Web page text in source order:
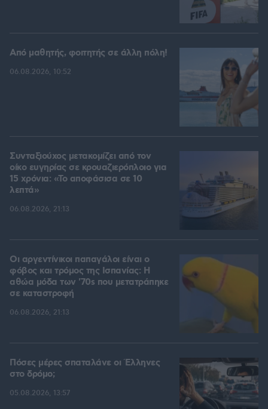
Από μαθητής, φοιτητής σε άλλη πόλη!
06.08.2026, 10:52
Συνταξιούχος μετακομίζει από τον
οίκο ευγηρίας σε κρουαζιερόπλοιο για
15 χρόνια: «Το αποφάσισα σε 10
λεπτά»
06.08.2026, 21:13
Οι αργεντίνικοι παπαγάλοι είναι ο
φόβος και τρόμος της Ισπανίας: Η
αθώα μόδα των '70s που μετατράπηκε
σε καταστροφή
06.08.2026, 21:13
Πόσες μέρες σπαταλάνε οι Έλληνες
στο δρόμο;
05.08.2026, 13:57